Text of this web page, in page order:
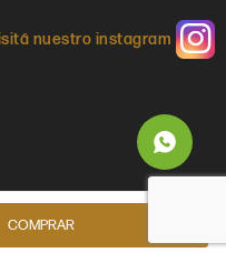
COMPRAR
